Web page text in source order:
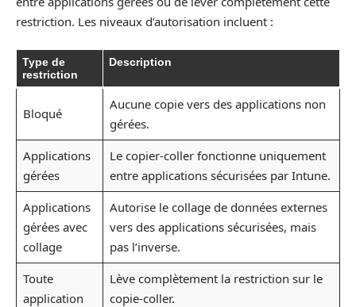
restriction. Les niveaux d’autorisation incluent :
Type de
restriction
Description
Bloqué
Aucune copie vers des applications non
gérées.
Applications
gérées
Le copier-coller fonctionne uniquement
entre applications sécurisées par Intune.
Applications
gérées avec
collage
Autorise le collage de données externes
vers des applications sécurisées, mais
pas l’inverse.
Toute
application
Lève complètement la restriction sur le
copie-coller.